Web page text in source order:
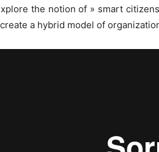
the notion of » smart
a hybrid model of